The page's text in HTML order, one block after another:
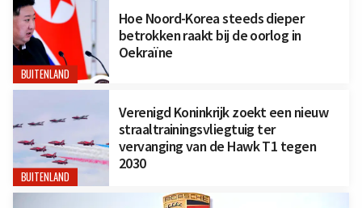
BUITENLAND
Hoe Noord-Korea steeds dieper
betrokken raakt bij de oorlog in
Oekraïne
BUITENLAND
Verenigd Koninkrijk zoekt een nieuw
straaltrainingsvliegtuig ter
vervanging van de Hawk T1 tegen
2030